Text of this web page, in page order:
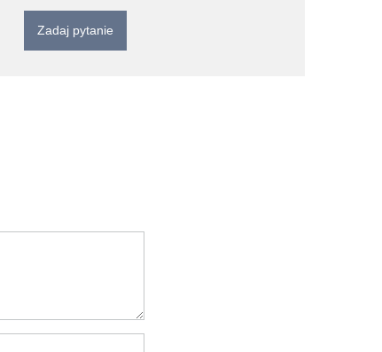
Zadaj pytanie